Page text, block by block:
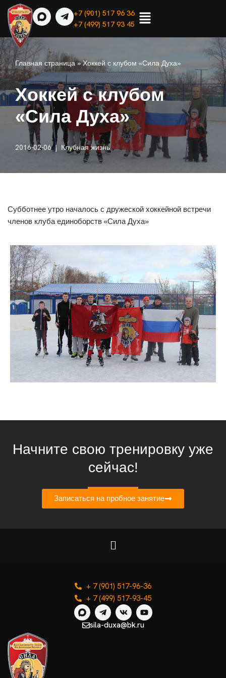
Перейти
к
содержимому
+7 (901) 517 96 36
+7 (499) 517 93 45
Главная страница»Хоккей с клубом «Сила Духа»
Хоккей с клубом
«Сила Духа»
2016-02-06 Клубная жизнь
Субботнее утро началось с дружеской хоккейной встречи
членов клуба единоборств «Сила Духа»
Начните свою тренировку уже
сейчас!
Записаться на пробное занятие
+ 7 (901) 517-96-36
+ 7 (499) 517-93-45
sila-duxa@bk.ru